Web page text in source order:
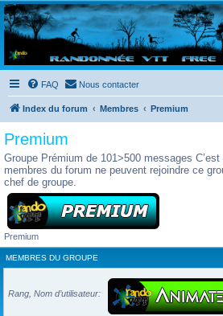
Randovttfree.fr
Bienvenue sur le site des randos vtt et pédestre de
et bonnes randos dans l'Ouest !
FAQ Nous contacter
Index du forum Membres Premium
Premium
Groupe Prémium de 101>500 messages
membres du forum ne peuvent rejoindre ce
chef de groupe.
Premium
MEMBRES DU GROUPE
Rang, Nom d’utilisateur